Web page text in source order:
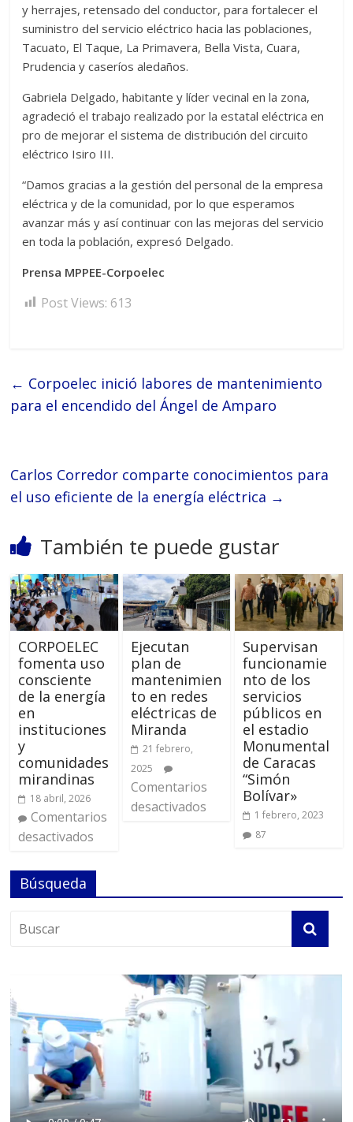
y herrajes, retensado del conductor, para fortalecer el
suministro del servicio eléctrico hacia las poblaciones,
Tacuato, El Taque, La Primavera, Bella Vista, Cuara,
Prudencia y caseríos aledaños.
Gabriela Delgado, habitante y líder vecinal en la zona,
agradeció el trabajo realizado por la estatal eléctrica en
pro de mejorar el sistema de distribución del circuito
eléctrico Isiro III.
“Damos gracias a la gestión del personal de la empresa
eléctrica y de la comunidad, por lo que esperamos
avanzar más y así continuar con las mejoras del servicio
en toda la población, expresó Delgado.
Prensa MPPEE-Corpoelec
Post Views: 613
← Corpoelec inició labores de mantenimiento
para el encendido del Ángel de Amparo
Carlos Corredor comparte conocimientos para
el uso eficiente de la energía eléctrica →
También te puede gustar
CORPOELEC
fomenta uso
consciente
de la energía
en
instituciones
y
comunidades
mirandinas
18 abril, 2026
Comentarios
desactivados
Ejecutan
plan de
mantenimien
to en redes
eléctricas de
Miranda
21 febrero,
2025
Comentarios
desactivados
Supervisan
funcionamie
nto de los
servicios
públicos en
el estadio
Monumental
de Caracas
“Simón
Bolívar»
1 febrero, 2023
87
Búsqueda